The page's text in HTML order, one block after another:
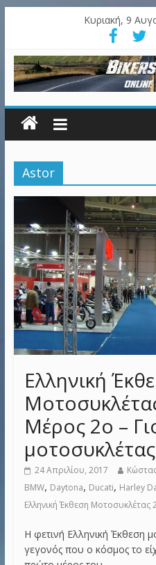
Κυριακή, 9
Astor
Ελληνική
Μέρος 2ο –
24 Απριλίου, 2017
BMW, Daytona, Ducati, Harley
Ελληνική Έκθεση Μοτοσυκλέτας
Η φετινή Ελληνική Έκθεση
γεγονός που ο κόσμος το